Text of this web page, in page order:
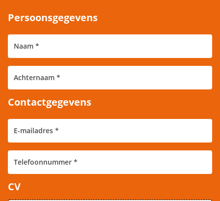
Persoonsgegevens
Contactgegevens
CV